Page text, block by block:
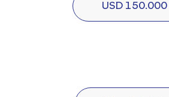
USD 150.000